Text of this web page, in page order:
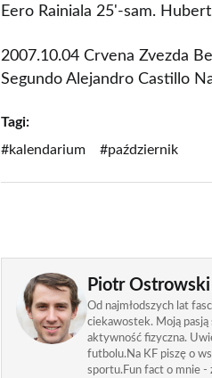
Eero Rainiala 25'-sam.
2007.10.04 Crvena Zvezda
Segundo Alejandro Castillo
Tagi:
#kalendarium
#październik
Piotr Ostrowski
Od najmłodszych lat
ciekawostek. Moją
aktywność fizyczna.
futbolu.Na KF piszę o
sportu.Fun fact o mnie -